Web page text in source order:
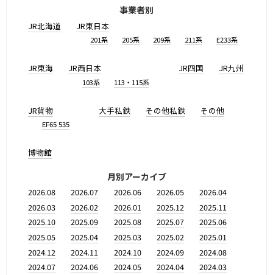
事業者別
JR北海道 JR東日本
201系 205系 209系 211系 E233系
JR東海 JR西日本
103系 113・115系
JR四国 JR九州
JR貨物
EF65 535
大手私鉄 その他私鉄 その他
博物館
月別アーカイブ
2026.08 2026.07 2026.06 2026.05
2026.04
2026.03
2026.02 2026.01 2025.12
2025.11
2025.10
2025.09 2025.08 2025.07
2025.06
2025.05
2025.04 2025.03 2025.02
2025.01
2024.12
2024.11 2024.10 2024.09
2024.08
2024.07
2024.06 2024.05 2024.04
2024.03